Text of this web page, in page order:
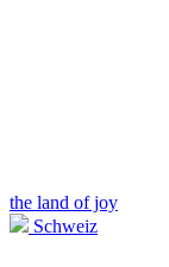
the land of joy
Schweiz